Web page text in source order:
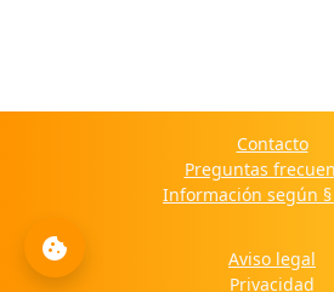
Contacto
Preguntas
Información según
Aviso legal
Privacidad